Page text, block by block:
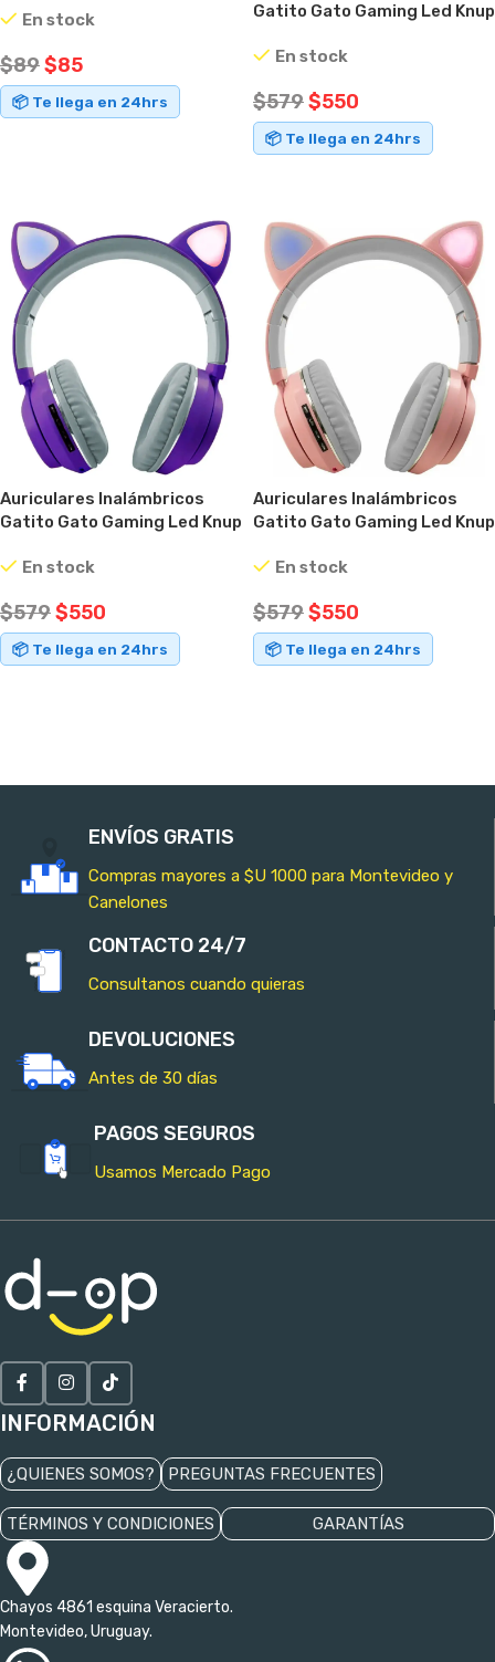
En stock
$89$85
📦 Te llega en 24hrs
Gatito Gato Gaming Led Knup
En stock
$579$550
📦 Te llega en 24hrs
Auriculares Inalámbricos
Gatito Gato Gaming Led Knup
En stock
$579$550
📦 Te llega en 24hrs
Auriculares Inalámbricos
Gatito Gato Gaming Led Knup
En stock
$579$550
📦 Te llega en 24hrs
ENVÍOS GRATIS
Compras mayores a $U 1000 para Montevideo y
Canelones
CONTACTO 24/7
Consultanos cuando quieras
DEVOLUCIONES
Antes de 30 días
PAGOS SEGUROS
Usamos Mercado Pago
INFORMACIÓN
¿QUIENES SOMOS? PREGUNTAS FRECUENTES
TÉRMINOS Y CONDICIONES GARANTÍAS
Chayos 4861 esquina Veracierto.
Montevideo, Uruguay.